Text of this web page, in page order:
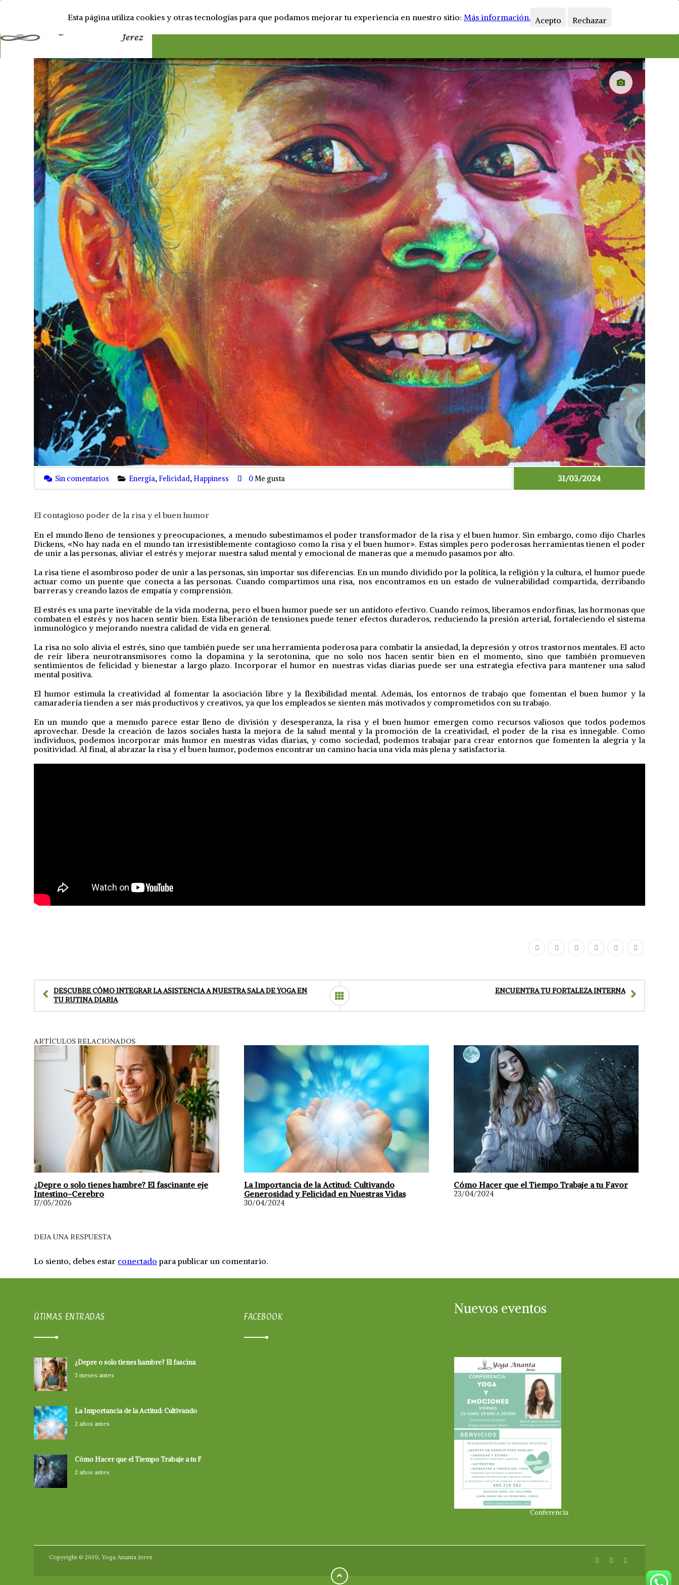
Horarios
Sin comentarios Energía, Felicidad, Happiness 0Me gusta 31/03/2024
El contagioso poder de la risa y el buen humor
En el mundo lleno de tensiones y preocupaciones, a menudo subestimamos el poder transformador de la risa y el buen humor. Sin embargo, como dijo Charles
Dickens, «No hay nada en el mundo tan irresistiblemente contagioso como la risa y el buen humor». Estas simples pero poderosas herramientas tienen el poder
de unir a las personas, aliviar el estrés y mejorar nuestra salud mental y emocional de maneras que a menudo pasamos por alto.
La risa tiene el asombroso poder de unir a las personas, sin importar sus diferencias. En un mundo dividido por la política, la religión y la cultura, el humor puede
actuar como un puente que conecta a las personas. Cuando compartimos una risa, nos encontramos en un estado de vulnerabilidad compartida, derribando
barreras y creando lazos de empatía y comprensión.
El estrés es una parte inevitable de la vida moderna, pero el buen humor puede ser un antídoto efectivo. Cuando reímos, liberamos endorfinas, las hormonas que
combaten el estrés y nos hacen sentir bien. Esta liberación de tensiones puede tener efectos duraderos, reduciendo la presión arterial, fortaleciendo el sistema
inmunológico y mejorando nuestra calidad de vida en general.
La risa no solo alivia el estrés, sino que también puede ser una herramienta poderosa para combatir la ansiedad, la depresión y otros trastornos mentales. El acto
de reír libera neurotransmisores como la dopamina y la serotonina, que no solo nos hacen sentir bien en el momento, sino que también promueven
sentimientos de felicidad y bienestar a largo plazo. Incorporar el humor en nuestras vidas diarias puede ser una estrategia efectiva para mantener una salud
mental positiva.
El humor estimula la creatividad al fomentar la asociación libre y la flexibilidad mental. Además, los entornos de trabajo que fomentan el buen humor y la
camaradería tienden a ser más productivos y creativos, ya que los empleados se sienten más motivados y comprometidos con su trabajo.
En un mundo que a menudo parece estar lleno de división y desesperanza, la risa y el buen humor emergen como recursos valiosos que todos podemos
aprovechar. Desde la creación de lazos sociales hasta la mejora de la salud mental y la promoción de la creatividad, el poder de la risa es innegable. Como
individuos, podemos incorporar más humor en nuestras vidas diarias, y como sociedad, podemos trabajar para crear entornos que fomenten la alegría y la
positividad. Al final, al abrazar la risa y el buen humor, podemos encontrar un camino hacia una vida más plena y satisfactoria.
DESCUBRE CÓMO INTEGRAR LA ASISTENCIA A NUESTRA SALA DE YOGA EN
TU RUTINA DIARIA
ENCUENTRA TU FORTALEZA INTERNA
ARTÍCULOS RELACIONADOS
¿Depre o solo tienes hambre? El fascinante eje
Intestino-Cerebro
17/05/2026
La Importancia de la Actitud: Cultivando
Generosidad y Felicidad en Nuestras Vidas
30/04/2024
Cómo Hacer que el Tiempo Trabaje a tu Favor
23/04/2024
DEJA UNA RESPUESTA
Lo siento, debes estar conectado para publicar un comentario.
ÚTIMAS ENTRADAS
¿Depre o solo tienes hambre? El fascina
3 meses antes
La Importancia de la Actitud: Cultivando
2 años antes
Cómo Hacer que el Tiempo Trabaje a tu F
2 años antes
FACEBOOK Nuevos eventos
Conferencia
Copyright © 2019, Yoga Ananta Jerez
Esta página utiliza cookies y otras tecnologías para que podamos mejorar tu experiencia en nuestro sitio: Más información. Acepto Rechazar